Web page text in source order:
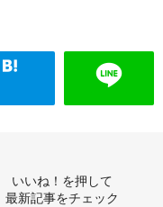
いいね！を押して
最新記事をチェック